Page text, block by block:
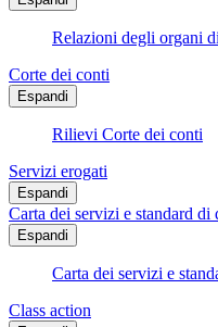
Relazioni degli organi
Corte dei conti
Espandi
Rilievi Corte dei conti
Servizi erogati
Espandi
Carta dei servizi e standard di
Espandi
Carta dei servizi e
Class action